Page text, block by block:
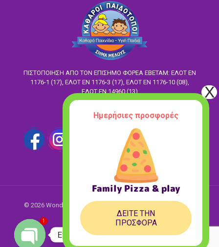
ΠΙΣΤΟΠΟΙΗΣΗ ΑΠΟ ΤΟΝ ΕΠΙΣΗΜΟ ΦΟΡΕΑ ΕΒΕΤΑΜ: ΕΛΟΤ EN
1176-1 (17), ΕΛΟΤ ΕΝ 1176-3 (17), ΕΛΟΤ ΕΝ 1176-10 (08),
ΕΛΟΤ ΕΝ 14960 (13)
Ακολούθησέ μας
© 2026 Wonderland. All Rights Reserved.
Designed with love
ASK Digital
Ημερήσιες προσφορές
Family Pizza & play
ΔΕΙΤΕ ΤΗΝ
ΠΡΟΣΦΟΡΑ
Επικοινωνήστε με τη Wonderland
1